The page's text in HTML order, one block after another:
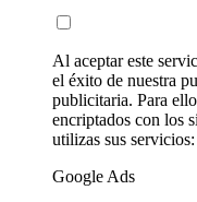
Al aceptar este
el éxito de nuestra
publicitaria. Para
encriptados con los
utilizas sus servicios:
Google Ads